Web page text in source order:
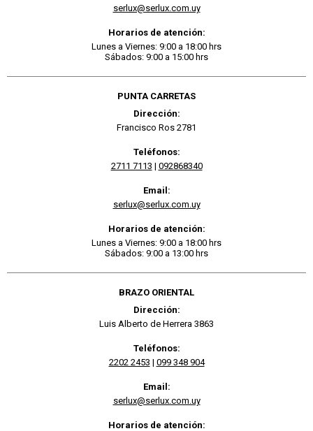
serlux@serlux.com.uy
Horarios de atención:
Lunes a Viernes: 9:00 a 18:00 hrs
Sábados: 9:00 a 15:00 hrs
PUNTA CARRETAS
Dirección:
Francisco Ros 2781
Teléfonos:
2711 7113 | 092868340
Email:
serlux@serlux.com.uy
Horarios de atención:
Lunes a Viernes: 9:00 a 18:00 hrs
Sábados: 9:00 a 13:00 hrs
BRAZO ORIENTAL
Dirección:
Luis Alberto de Herrera 3863
Teléfonos:
2202 2453 | 099 348 904
Email:
serlux@serlux.com.uy
Horarios de atención: